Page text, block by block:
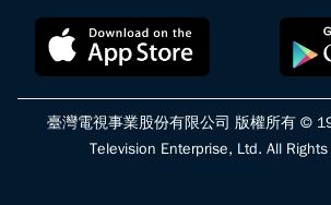
臺灣電視事業股份有限公司 版權所有 ©
Television Enterprise, Ltd. All